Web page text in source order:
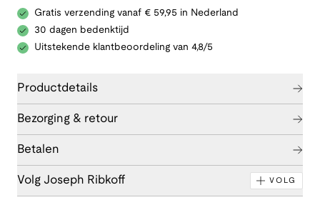
Gratis verzending vanaf € 59,95 in Nederland
30 dagen bedenktijd
Uitstekende klantbeoordeling van 4,8/5
Productdetails
Bezorging & retour
Betalen
Volg Joseph Ribkoff VOLG